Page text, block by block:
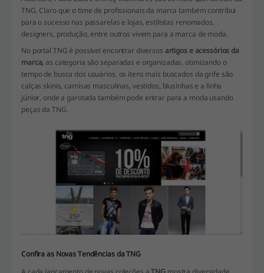
TNG. Claro que o time de profissionais da marca também contribui
para o sucesso nas passarelas e lojas, estilistas renomados,
designers, produção, entre outros vivem para a marca de moda.
No portal TNG é possível encontrar diversos artigos e acessórios da
marca,as categoria são separadas e organizadas, otimizando o
tempo de busca dos usuários, os itens mais buscados da grife são
calças skinis, camisas masculinas, vestidos, blusinhas e a linha
júnior, onde a garotada também pode entrar para a moda usando
peças da TNG.
Confira as Novas Tendências da TNG